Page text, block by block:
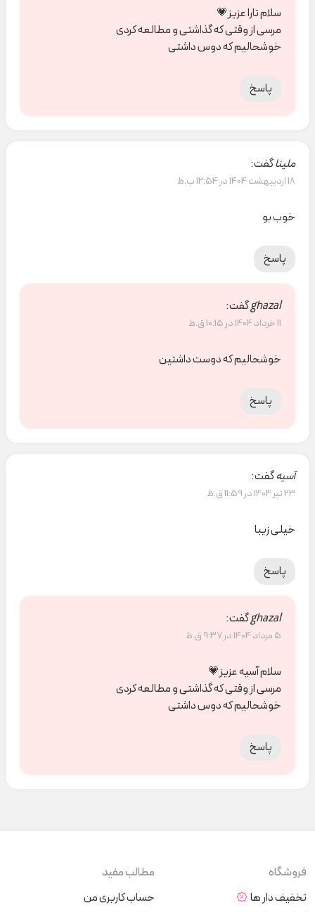
سلام تارا عزیز💗
مرسی از وقتی که گذاشتی و مطالعه کردی
خوشحالیم که دوس داشتی
پاسخ
ملیناگفت:
18 اردیبهشت 1404 در 12:54 ب.ظ
خوب بو
پاسخ
ghazalگفت:
11 خرداد 1404 در 10:15 ق.ظ
خوشحالیم که دوست داشتین
پاسخ
آسیهگفت:
23 تیر 1404 در 11:59 ق.ظ
خیلی زیبا
پاسخ
ghazalگفت:
5 مرداد 1404 در 9:37 ق.ظ
سلام آسیه عزیز💗
مرسی از وقتی که گذاشتی و مطالعه کردی
خوشحالیم که دوس داشتی
پاسخ
فروشگاه
تخفیف دار ها
مطالب مفید
حساب کاربری من